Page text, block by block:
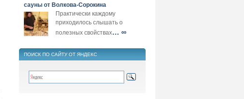
сауны от Волкова-Сорокина
Практически каждому
приходилось слышать о
полезных свойствах… ∞
ПОИСК ПО САЙТУ ОТ ЯНДЕКС